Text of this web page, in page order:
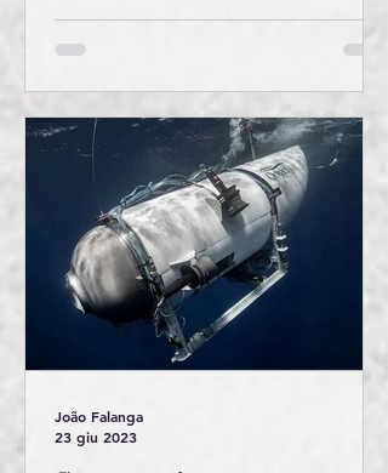
João Falanga
23 giu 2023